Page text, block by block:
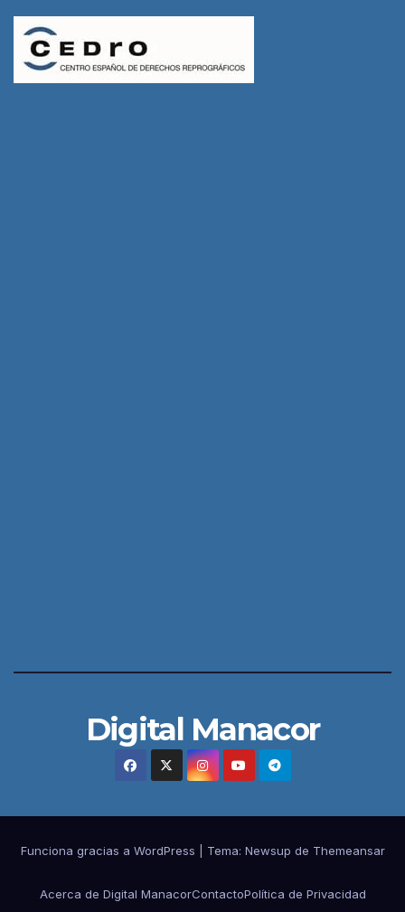
Digital Manacor
Funciona gracias a WordPress Tema: Newsup de Themeansar
Acerca de Digital ManacorContactoPolítica de Privacidad